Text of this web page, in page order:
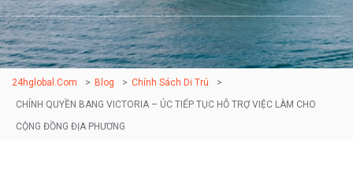
24hglobal.com > Blog > Chính Sách Di Trú
>
CHÍNH QUYỀN BANG VICTORIA – ÚC TIẾP TỤC HỖ TRỢ VIỆC LÀM CHO
CỘNG ĐỒNG ĐỊA PHƯƠNG